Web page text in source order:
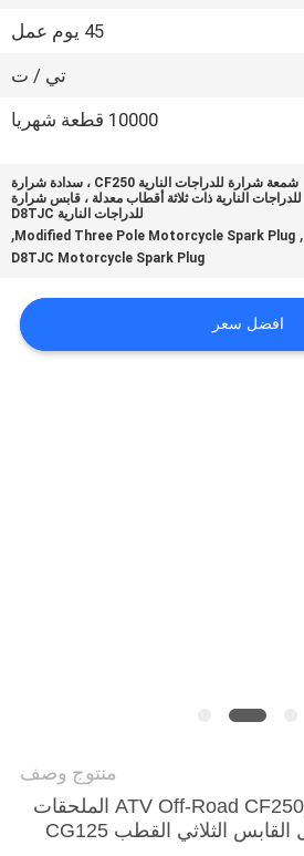
45 يوم عمل
تي / ت
10000 قطعة شهريا
شمعة شرارة للدراجات النارية CF250 ، سدادة شرارة
للدراجات النارية ذات ثلاثة أقطاب معدلة ، قابس شرارة
للدراجات النارية D8TJC
,
Modified Three Pole Motorcycle Spark Plug
,
D8TJC Motorcycle Spark Plug
افضل سعر
منتوج وصف
تعديل الدراجة النارية ATV Off-Road CF250 الملحقات
D8TJC A7TJC تعديل القابس الثلاثي القطب CG125